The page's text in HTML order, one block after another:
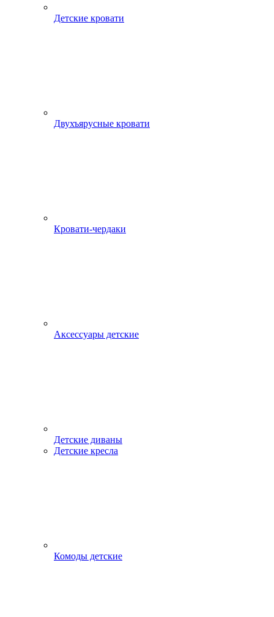
Детские кровати
Двухъярусные кровати
Кровати-чердаки
Аксессуары детские
Детские диваны
Детские кресла
Комоды детские